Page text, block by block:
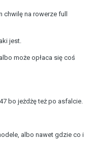
na rowerze full
jest.
może opłaca się coś
bo jeżdżę też po asfalcie.
albo nawet gdzie co i